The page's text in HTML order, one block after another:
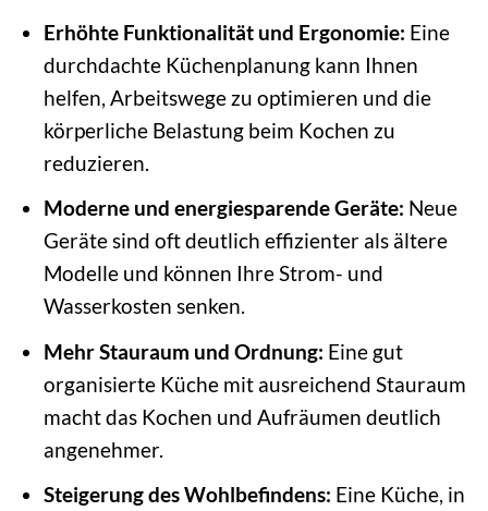
Erhöhte Funktionalität und Ergonomie: Eine
durchdachte Küchenplanung kann Ihnen
helfen, Arbeitswege zu optimieren und die
körperliche Belastung beim Kochen zu
reduzieren.
Moderne und energiesparende Geräte: Neue
Geräte sind oft deutlich effizienter als ältere
Modelle und können Ihre Strom- und
Wasserkosten senken.
Mehr Stauraum und Ordnung: Eine gut
organisierte Küche mit ausreichend Stauraum
macht das Kochen und Aufräumen deutlich
angenehmer.
Steigerung des Wohlbefindens: Eine Küche, in